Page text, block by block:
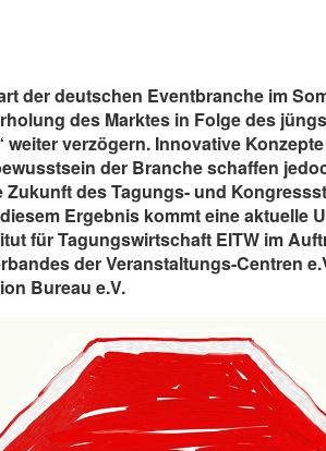
der deutschen Eventbranche im
des Marktes in Folge des
weiter verzögern. Innovative
der Branche schaffen
Zukunft des Tagungs- und
Ergebnis kommt eine aktuelle
für Tagungswirtschaft EITW im
der Veranstaltungs-Centren
Bureau e.V.